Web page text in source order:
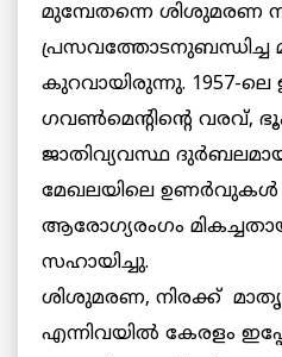
മുമ്പേതന്നെ ശിശുമരണ
പ്രസവത്തോടനുബന്ധിച്ച
കുറവായിരുന്നു. 1957-
ഗവണ്‍മെന്റിന്റെ വരവ്,
ജാതിവ്യവസ്ഥ
മേഖലയിലെ ഉണര്‍വുകള്‍
ആരോഗ്യരംഗം
സഹായിച്ചു.
ശിശുമരണ, നിരക്ക്
എന്നിവയില്‍ കേരളം